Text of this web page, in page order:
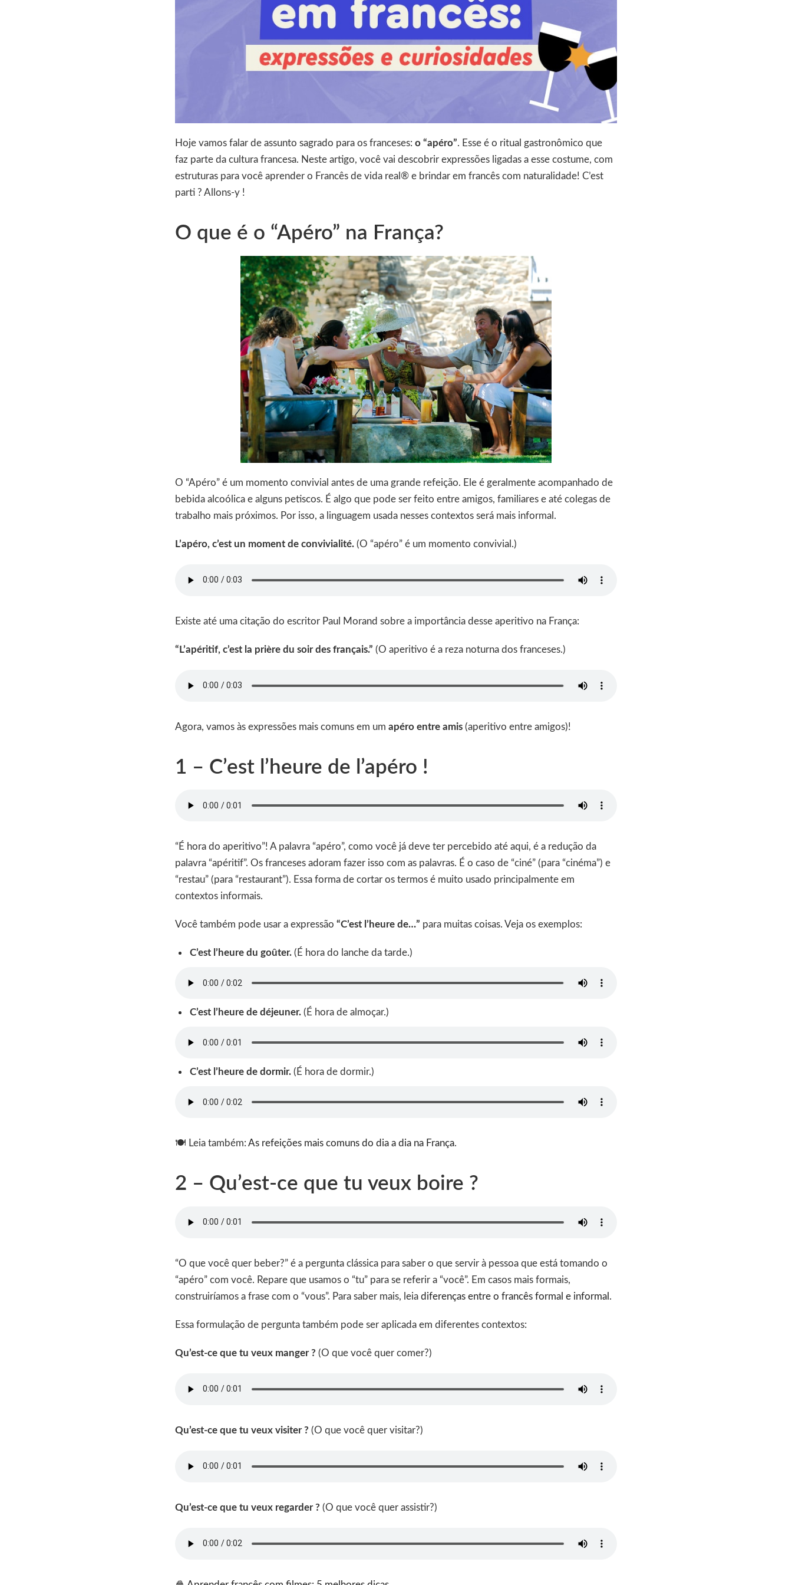
Hoje vamos falar de assunto sagrado para os franceses: o “apéro”. Esse é o ritual gastronômico que
faz parte da cultura francesa. Neste artigo, você vai descobrir expressões ligadas a esse costume, com
estruturas para você aprender o Francês de vida real® e brindar em francês com naturalidade! C’est
parti ? Allons-y !
O que é o “Apéro” na França?
O “Apéro” é um momento convivial antes de uma grande refeição. Ele é geralmente acompanhado de
bebida alcoólica e alguns petiscos. É algo que pode ser feito entre amigos, familiares e até colegas de
trabalho mais próximos. Por isso, a linguagem usada nesses contextos será mais informal.
L’apéro, c’est un moment de convivialité. (O “apéro” é um momento convivial.)
Existe até uma citação do escritor Paul Morand sobre a importância desse aperitivo na França:
“L’apéritif, c’est la prière du soir des français.” (O aperitivo é a reza noturna dos franceses.)
Agora, vamos às expressões mais comuns em um apéro entre amis (aperitivo entre amigos)!
1 – C’est l’heure de l’apéro !
“É hora do aperitivo”! A palavra “apéro”, como você já deve ter percebido até aqui, é a redução da
palavra “apéritif”. Os franceses adoram fazer isso com as palavras. É o caso de “ciné” (para “cinéma”) e
“restau” (para “restaurant”). Essa forma de cortar os termos é muito usado principalmente em
contextos informais.
Você também pode usar a expressão “C’est l’heure de…” para muitas coisas. Veja os exemplos:
C’est l’heure du goûter.(É hora do lanche da tarde.)
C’est l’heure de déjeuner.(É hora de almoçar.)
C’est l’heure de dormir.(É hora de dormir.)
🍽 Leia também: As refeições mais comuns do dia a dia na França.
2 – Qu’est-ce que tu veux boire ?
“O que você quer beber?” é a pergunta clássica para saber o que servir à pessoa que está tomando o
“apéro” com você. Repare que usamos o “tu” para se referir a “você”. Em casos mais formais,
construiríamos a frase com o “vous”. Para saber mais, leia diferenças entre o francês formal e informal .
Essa formulação de pergunta também pode ser aplicada em diferentes contextos:
Qu’est-ce que tu veux manger ? (O que você quer comer?)
Qu’est-ce que tu veux visiter ? (O que você quer visitar?)
Qu’est-ce que tu veux regarder ? (O que você quer assistir?)